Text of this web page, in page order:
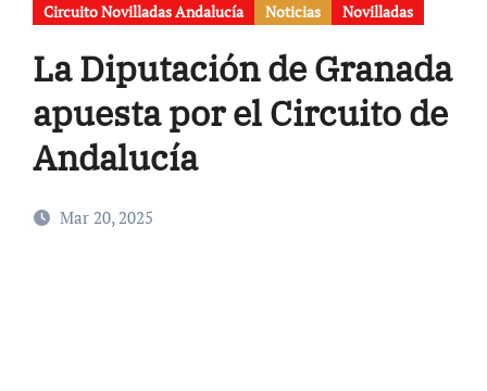
Circuito Novilladas Andalucía Noticias Novilladas
La Diputación de Granada
apuesta por el Circuito de
Andalucía
Mar 20, 2025